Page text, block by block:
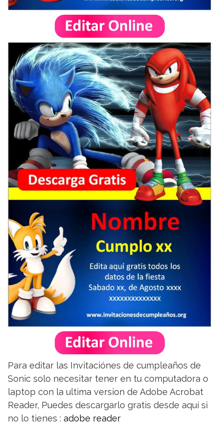
Para editar las Invitaciónes de cumpleaños de
Sonic solo necesitar tener en tu computadora o
laptop con la ultima version de Adobe Acrobat
Reader, Puedes descargarlo gratis desde aquí si
no lo tienes : adobe reader